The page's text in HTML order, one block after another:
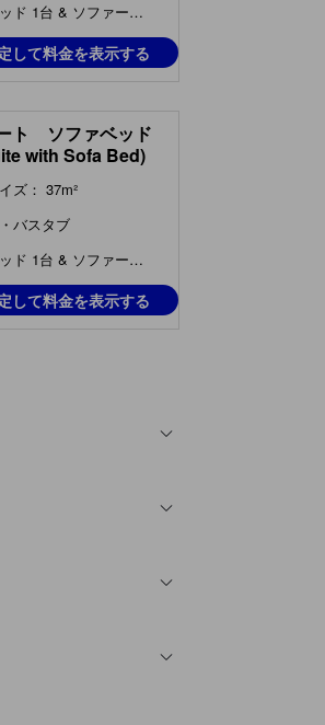
キングベッド 1台 & ソファーベッド 1台
して料金を表示する
ト ソファベッド
with Sofa Bed)
ズ： 37m²
バスタブ
キングベッド 1台 & ソファーベッド 1台
して料金を表示する